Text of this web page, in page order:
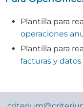
Plantilla para
operaciones
Plantilla para
facturas y